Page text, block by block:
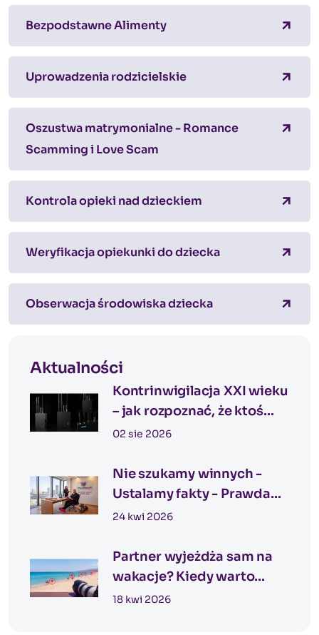
Bezpodstawne Alimenty
Uprowadzenia rodzicielskie
Oszustwa matrymonialne - Romance
Scamming i Love Scam
Kontrola opieki nad dzieckiem
Weryfikacja opiekunki do dziecka
Obserwacja środowiska dziecka
Aktualności
Kontrinwigilacja XXI wieku
– jak rozpoznać, że ktoś
może Cię obserwować?
02 sie 2026
Nie szukamy winnych -
Ustalamy fakty - Prawda
nie zaczyna się od
24 kwi 2026
Partner wyjeżdża sam na
wakacje? Kiedy warto
rozważyć nadzór
18 kwi 2026